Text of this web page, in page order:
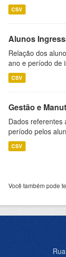
CSV
Alunos
Relação dos
ano e período de
CSV
Gestão e
Dados referentes
período pelos
CSV
Você também pode